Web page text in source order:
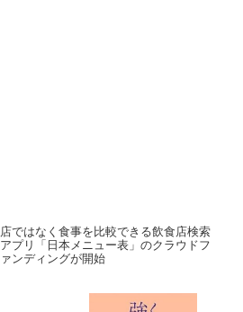
店ではなく食事を比較できる飲食店検索
アプリ「日本メニュー表」のクラウドフ
ァンディングが開始